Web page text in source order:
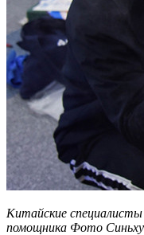
Китайские
помощника Фото